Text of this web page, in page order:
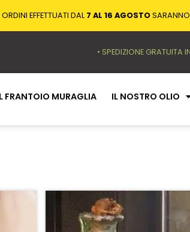
ORDINI EFFETTUATI DAL7 AL 16 AGOSTO
• SPEDIZIONE GRATUITA
FRANTOIO MURAGLIA IL NOSTRO OLIO